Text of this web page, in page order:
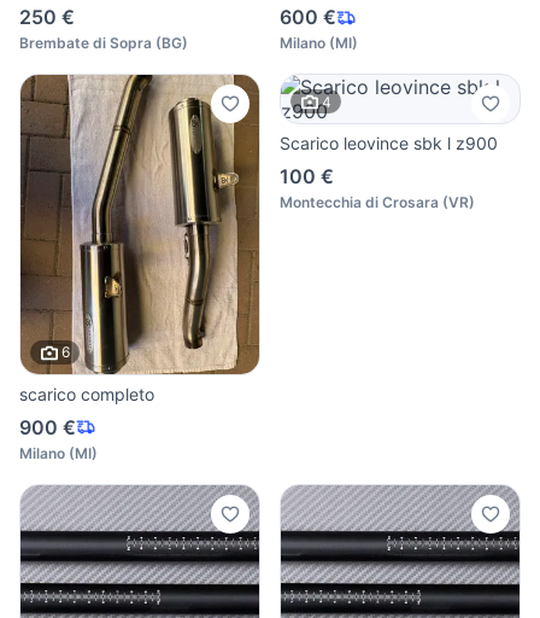
250 €
Brembate di Sopra (BG)
600 €
Milano (MI)
6
scarico completo
900 €
Milano (MI)
4
Scarico leovince sbk l z900
100 €
Montecchia di Crosara (VR)